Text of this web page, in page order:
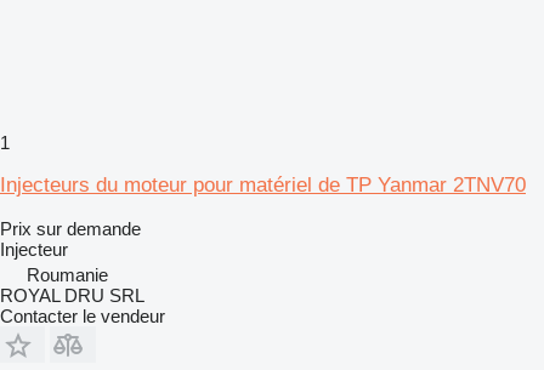
1
Injecteurs du moteur pour matériel de TP Yanmar 2TNV70
Prix sur demande
Injecteur
Roumanie
ROYAL DRU SRL
Contacter le vendeur